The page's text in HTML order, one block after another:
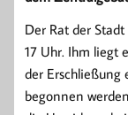
Der Rat der
17 Uhr. Ihm liegt
der Erschließung
begonnen